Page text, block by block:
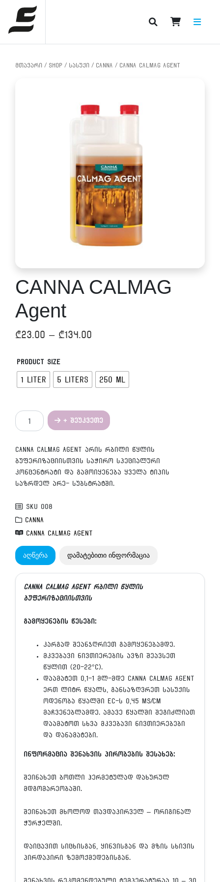
PRODUCT CATEGORIES
მთავარი / Shop / სასუქი / CANNA / CANNA CALMAG Agent
CANNA CALMAG
Agent
₾23.00 – ₾134.00
through
Product size
1 liter 5 liters 250 ml
რაოდენობა:
CANNA
Agent
+ შეუკვეთე
CANNA CALMAG AGENT არის რბილი წყლის
ბუფერიზაციისთვის საჭირო სპეციალური
კონცენტრატი და გამოიყენება ყველა ტიპის
საზრდელ არე- სუბსტრატში.
sku 008
CANNA
CANNA CALMAG Agent
აღწერა დამატებითი ინფორმაცია
CANNA CALMAG Agent რბილი წყლის
ბუფერიზაციისთვის
გამოყენების წესები:
კარგად შეანჯღრიეთ გამოყენებამდე.
მკვებავი ნივთიერების ავზი შეავსეთ
წყლით (20-22°C).
დაამატეთ 0,1-1 მლ-მდე CANNA CALMAG AGENT
ერთ ლიტრ წყალს, განსაზღვრეთ სასუქის
ოდენობა წყალში EC-ს 0,45 mS/cm
მაჩვენებლამდე. ამავე წყალში შეგიძლიათ
დაამატოთ სხვა მკვებავი ნივთიერებები
და დანამატები.
ინფორმაცია შენახვის პირობების შესახებ:
შეინახეთ ბოთლი ჰერმეტულად დახურულ
მდგომარეობაში.
შეინახეთ მხოლოდ თავდაპირველ – ორიგინალ
ჭურჭელში.
დაიცავით სიცხისგან, ყინვისგან და მზის სხივის
პირდაპირი ზემოქმედებისგან.
შენახვის რეკომენდებული ტემპერატურაა 10 – 30